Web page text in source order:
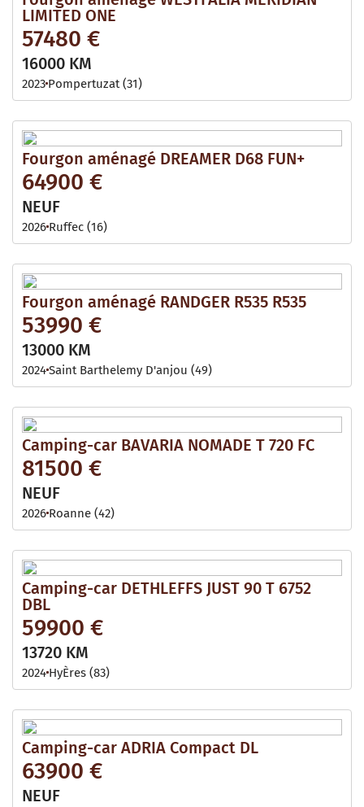
LIMITED ONE
57480 €
16000 KM
2023 Pompertuzat (31)
Fourgon aménagé DREAMER D68 FUN+
64900 €
NEUF
2026 Ruffec (16)
Fourgon aménagé RANDGER R535 R535
53990 €
13000 KM
2024Saint Barthelemy D'anjou (49)
Camping-car BAVARIA NOMADE T 720 FC
81500 €
NEUF
2026 Roanne (42)
Camping-car DETHLEFFS JUST 90 T 6752
DBL
59900 €
13720 KM
2024 HyÈres (83)
Camping-car ADRIA Compact DL
63900 €
NEUF